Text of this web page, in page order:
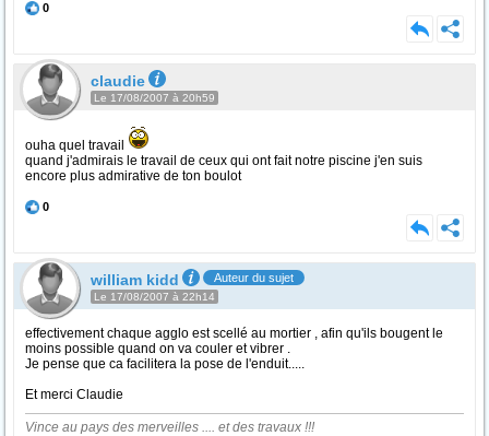
0
claudie
Le 17/08/2007 à 20h59
ouha quel travail
quand j'admirais le travail de ceux qui ont fait notre piscine j'en suis
encore plus admirative de ton boulot
0
william kidd Auteur du sujet
Le 17/08/2007 à 22h14
effectivement chaque agglo est scellé au mortier , afin qu'ils bougent le
moins possible quand on va couler et vibrer .
Je pense que ca facilitera la pose de l'enduit.....
Et merci Claudie
Vince au pays des merveilles .... et des travaux !!!